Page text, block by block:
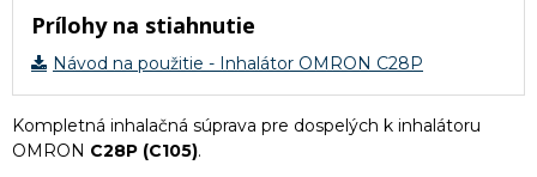
Prílohy na stiahnutie
Návod na použitie - Inhalátor OMRON C28P
Kompletná inhalačná súprava pre dospelých k inhalátoru
OMRON C28P (C105).